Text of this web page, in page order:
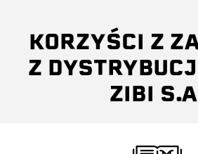
KORZYŚCI Z
Z
ZIBI